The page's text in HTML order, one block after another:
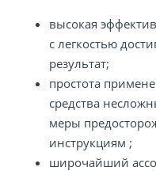
высокая
с легкостью
результат;
простота
средства
меры
инструкциям ;
широчайший